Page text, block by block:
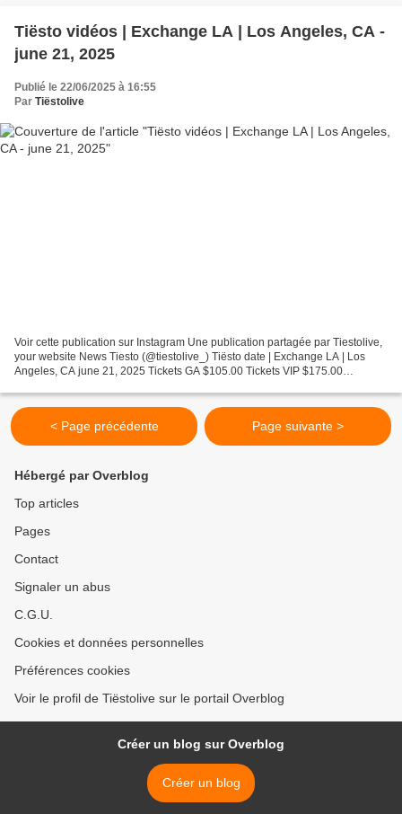
Tiësto vidéos | Exchange LA | Los Angeles, CA -
june 21, 2025
Publié le 22/06/2025 à 16:55
Par Tiëstolive
Voir cette publication sur Instagram Une publication partagée par Tiestolive,
your website News Tiesto (@tiestolive_) Tiësto date | Exchange LA | Los
Angeles, CA june 21, 2025 Tickets GA $105.00 Tickets VIP $175.00
< Page précédente Page suivante >
Hébergé par Overblog
Top articles
Pages
Contact
Signaler un abus
C.G.U.
Cookies et données personnelles
Préférences cookies
Voir le profil de Tiëstolive sur le portail Overblog
Créer un blog sur Overblog
Créer un blog